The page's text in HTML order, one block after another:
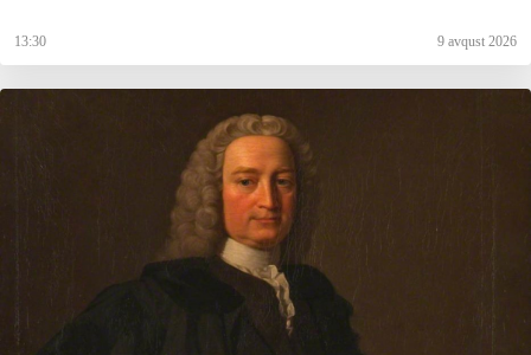
13:30 9 avqust 2026